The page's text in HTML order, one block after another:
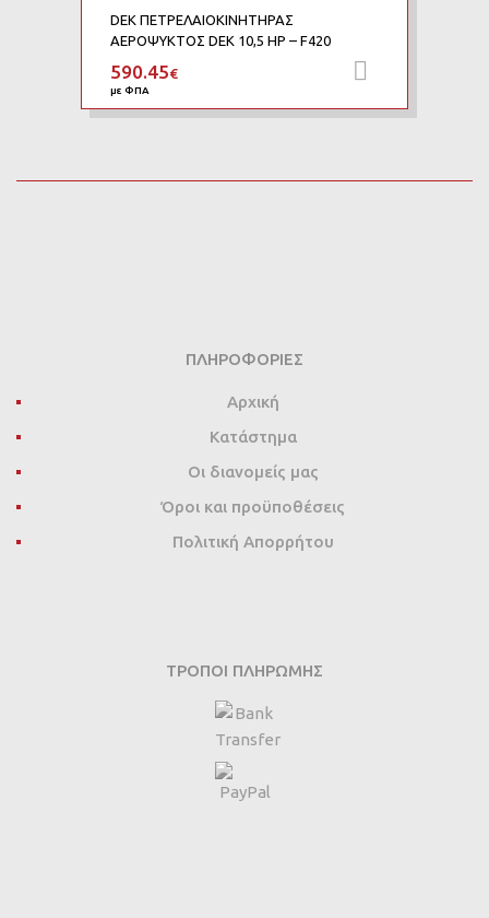
DEK ΠΕΤΡΕΛΑΙΟΚΙΝΗΤΗΡΑΣ
ΑΕΡΟΨΥΚΤΟΣ DEK 10,5 HP – F420
590.45€
με ΦΠΑ
ΠΛΗΡΟΦΟΡΊΕΣ
Αρχική
Κατάστημα
Οι διανομείς μας
Όροι και προϋποθέσεις
Πολιτική Απορρήτου
ΤΡΌΠΟΙ ΠΛΗΡΩΜΉΣ